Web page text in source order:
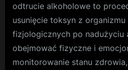
odtrucie alkoholowe to
usunięcie toksyn z
fizjologicznych po nadużyciu
obejmować fizyczne i
monitorowanie stanu